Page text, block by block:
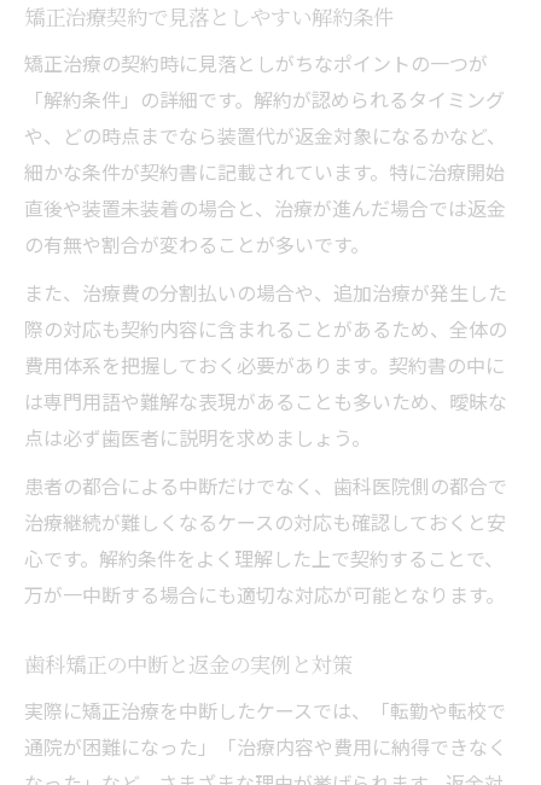
矯正治療契約で見落としやすい解約条件
矯正治療の契約時に見落としがちなポイントの一つが
「解約条件」の詳細です。解約が認められるタイミング
や、どの時点までなら装置代が返金対象になるかなど、
細かな条件が契約書に記載されています。特に治療開始
直後や装置未装着の場合と、治療が進んだ場合では返金
の有無や割合が変わることが多いです。
また、治療費の分割払いの場合や、追加治療が発生した
際の対応も契約内容に含まれることがあるため、全体の
費用体系を把握しておく必要があります。契約書の中に
は専門用語や難解な表現があることも多いため、曖昧な
点は必ず歯医者に説明を求めましょう。
患者の都合による中断だけでなく、歯科医院側の都合で
治療継続が難しくなるケースの対応も確認しておくと安
心です。解約条件をよく理解した上で契約することで、
万が一中断する場合にも適切な対応が可能となります。
歯科矯正の中断と返金の実例と対策
実際に矯正治療を中断したケースでは、「転勤や転校で
通院が困難になった」「治療内容や費用に納得できなく